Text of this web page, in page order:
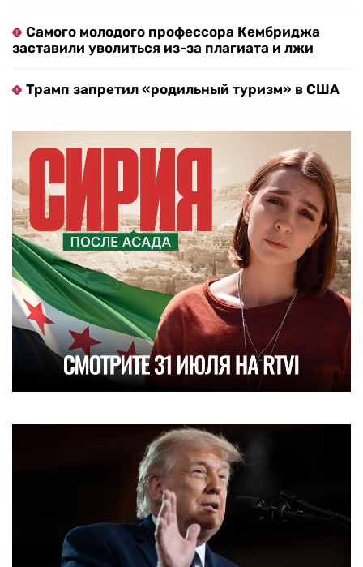
Самого молодого профессора Кембриджа
заставили уволиться из-за плагиата и лжи
Трамп запретил «родильный туризм» в США